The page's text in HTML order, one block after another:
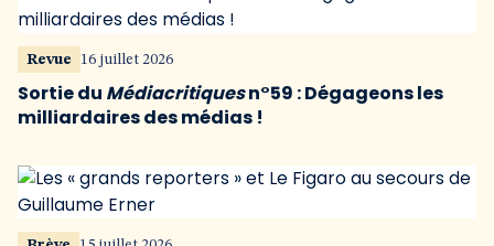
Revue 16 juillet 2026
Sortie du Médiacritiquesn°59 : Dégageons les
milliardaires des médias !